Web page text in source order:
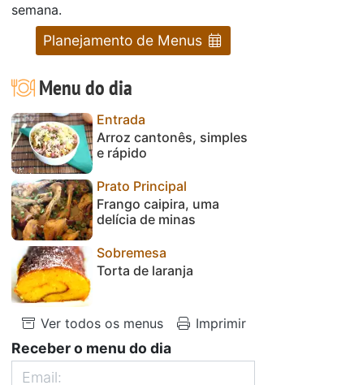
semana.
Planejamento de Menus
Menu do dia
Entrada
Arroz cantonês, simples
e rápido
Prato Principal
Frango caipira, uma
delícia de minas
Sobremesa
Torta de laranja
Ver todos os menus Imprimir
Receber o menu do dia